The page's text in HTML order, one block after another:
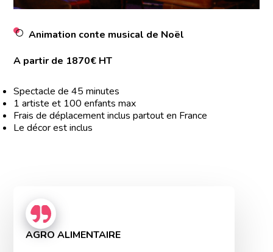
Animation conte musical de Noël
A partir de 1870€ HT
Spectacle de 45 minutes
1 artiste et 100 enfants max
Frais de déplacement inclus partout en France
Le décor est inclus
AGRO ALIMENTAIRE